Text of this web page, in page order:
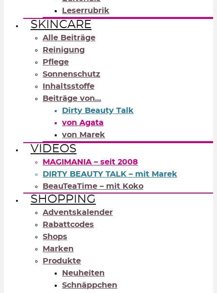
Leserrubrik
SKINCARE
Alle Beiträge
Reinigung
Pflege
Sonnenschutz
Inhaltsstoffe
Beiträge von…
Dirty Beauty Talk
von Agata
von Marek
VIDEOS
MAGIMANIA – seit 2008
DIRTY BEAUTY TALK – mit Marek
BeauTeaTime – mit Koko
SHOPPING
Adventskalender
Rabattcodes
Shops
Marken
Produkte
Neuheiten
Schnäppchen